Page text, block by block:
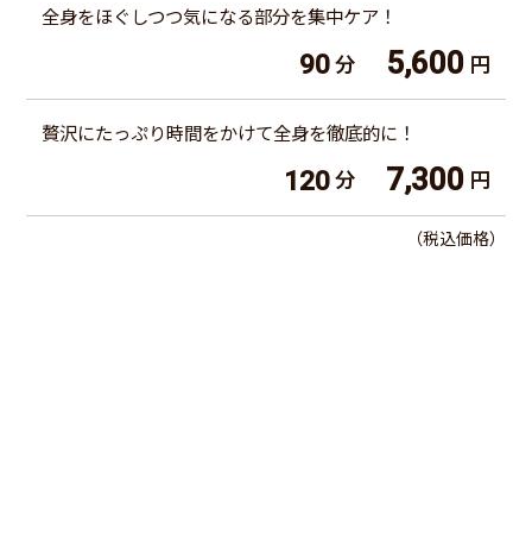
全身をほぐしつつ気になる部分を集中ケア！
90 分 5,600 円
贅沢にたっぷり時間をかけて全身を徹底的に！
120 分 7,300 円
（税込価格）